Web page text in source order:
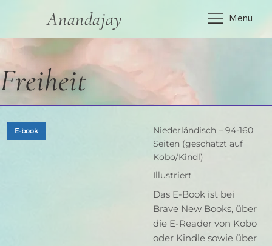
Anandajay Menu
Freiheit
Niederländisch – 94-160
Seiten (geschätzt auf
Kobo/Kindl)
Illustriert
Das E-Book ist bei
Brave New Books, über
die E-Reader von Kobo
oder Kindle sowie über
E-book